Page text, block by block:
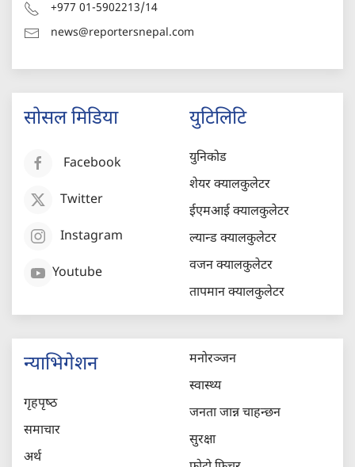
+977 01-5902213/14
news@reportersnepal.com
सोसल मिडिया
Facebook
Twitter
Instagram
Youtube
युटिलिटि
युनिकोड
शेयर क्यालकुलेटर
ईएमआई क्यालकुलेटर
ल्यान्ड क्यालकुलेटर
वजन क्यालकुलेटर
तापमान क्यालकुलेटर
न्याभिगेशन
गृहपृष्‍ठ
समाचार
अर्थ
मनोरञ्जन
स्वास्थ्य
जनता जान्न चाहन्छन
सुरक्षा